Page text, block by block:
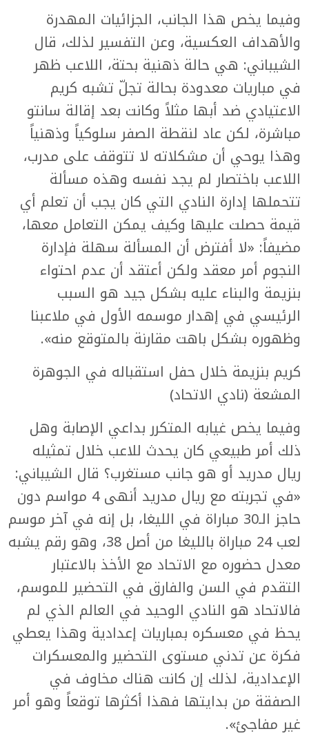
وفيما يخص هذا الجانب، الجزائيات المهدرة
والأهداف العكسية، وعن التفسير لذلك، قال
الشيباني: هي حالة ذهنية بحتة، اللاعب ظهر
في مباريات معدودة بحالة تجلّ تشبه كريم
الاعتيادي ضد أبها مثلاً وكانت بعد إقالة سانتو
مباشرة، لكن عاد لنقطة الصفر سلوكياً وذهنياً
وهذا يوحي أن مشكلاته لا تتوقف على مدرب،
اللاعب باختصار لم يجد نفسه وهذه مسألة
تتحملها إدارة النادي التي كان يجب أن تعلم أي
قيمة حصلت عليها وكيف يمكن التعامل معها،
مضيفاً: «لا أفترض أن المسألة سهلة فإدارة
النجوم أمر معقد ولكن أعتقد أن عدم احتواء
بنزيمة والبناء عليه بشكل جيد هو السبب
الرئيسي في إهدار موسمه الأول في ملاعبنا
وظهوره بشكل باهت مقارنة بالمتوقع منه».
كريم بنزيمة خلال حفل استقباله في الجوهرة
المشعة (نادي الاتحاد)
وفيما يخص غيابه المتكرر بداعي الإصابة وهل
ذلك أمر طبيعي كان يحدث للاعب خلال تمثيله
ريال مدريد أو هو جانب مستغرب؟ قال الشيباني:
«في تجربته مع ريال مدريد أنهى 4 مواسم دون
حاجز الـ30 مباراة في الليغا، بل إنه في آخر موسم
لعب 24 مباراة بالليغا من أصل 38، وهو رقم يشبه
معدل حضوره مع الاتحاد مع الأخذ بالاعتبار
التقدم في السن والفارق في التحضير للموسم،
فالاتحاد هو النادي الوحيد في العالم الذي لم
يحظ في معسكره بمباريات إعدادية وهذا يعطي
فكرة عن تدني مستوى التحضير والمعسكرات
الإعدادية، لذلك إن كانت هناك مخاوف في
الصفقة من بدايتها فهذا أكثرها توقعاً وهو أمر
غير مفاجئ».